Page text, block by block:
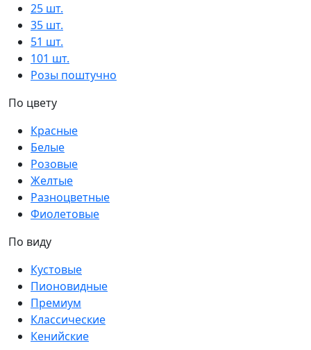
25 шт.
35 шт.
51 шт.
101 шт.
Розы поштучно
По цвету
Красные
Белые
Розовые
Желтые
Разноцветные
Фиолетовые
По виду
Кустовые
Пионовидные
Премиум
Классические
Кенийские